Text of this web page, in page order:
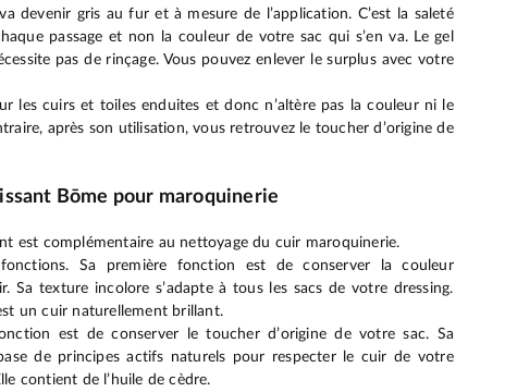
devenir gris au fur et à mesure de l’application. C’est la saleté
passage et non la couleur de votre sac qui s’en va. Le gel
pas de rinçage. Vous pouvez enlever le surplus avec votre
les cuirs et toiles enduites et donc n’altère pas la couleur ni le
après son utilisation, vous retrouvez le toucher d’origine de
Bōme pour maroquinerie
est complémentaire au nettoyage du cuir maroquinerie.
Sa première fonction est de conserver la couleur
Sa texture incolore s’adapte à tous les sacs de votre dressing.
un cuir naturellement brillant.
est de conserver le toucher d’origine de votre sac. Sa
de principes actifs naturels pour respecter le cuir de votre
contient de l’huile de cèdre.